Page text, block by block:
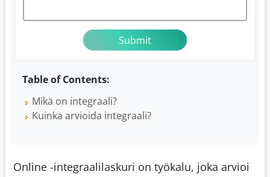
Table of Contents:
Mikä on integraali?
Kuinka arvioida integraali?
Online -integraalilaskuri on työkalu, joka arvioi